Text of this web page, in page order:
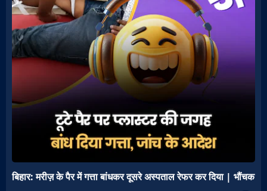
बिहार: मरीज़ के पैर में गत्ता बांधकर दूसरे अस्पताल रेफर कर दिया | भौंचक